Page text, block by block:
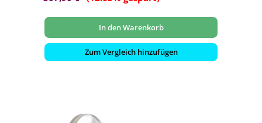
In den Warenkorb
Zum Vergleich hinzufügen